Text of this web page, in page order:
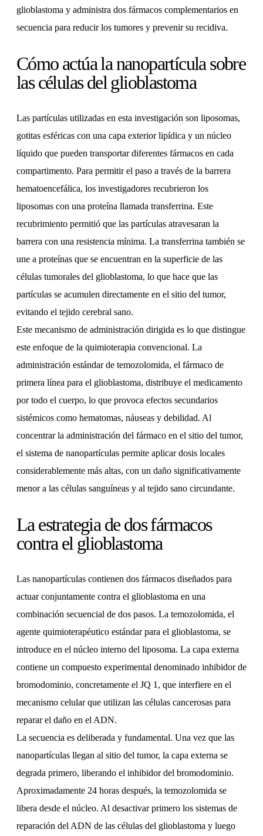
glioblastoma y administra dos fármacos complementarios en
secuencia para reducir los tumores y prevenir su recidiva.
Cómo actúa la nanopartícula sobre
las células del glioblastoma
Las partículas utilizadas en esta investigación son liposomas,
gotitas esféricas con una capa exterior lipídica y un núcleo
líquido que pueden transportar diferentes fármacos en cada
compartimento. Para permitir el paso a través de la barrera
hematoencefálica, los investigadores recubrieron los
liposomas con una proteína llamada transferrina. Este
recubrimiento permitió que las partículas atravesaran la
barrera con una resistencia mínima. La transferrina también se
une a proteínas que se encuentran en la superficie de las
células tumorales del glioblastoma, lo que hace que las
partículas se acumulen directamente en el sitio del tumor,
evitando el tejido cerebral sano.
Este mecanismo de administración dirigida es lo que distingue
este enfoque de la quimioterapia convencional. La
administración estándar de temozolomida, el fármaco de
primera línea para el glioblastoma, distribuye el medicamento
por todo el cuerpo, lo que provoca efectos secundarios
sistémicos como hematomas, náuseas y debilidad. Al
concentrar la administración del fármaco en el sitio del tumor,
el sistema de nanopartículas permite aplicar dosis locales
considerablemente más altas, con un daño significativamente
menor a las células sanguíneas y al tejido sano circundante.
La estrategia de dos fármacos
contra el glioblastoma
Las nanopartículas contienen dos fármacos diseñados para
actuar conjuntamente contra el glioblastoma en una
combinación secuencial de dos pasos. La temozolomida, el
agente quimioterapéutico estándar para el glioblastoma, se
introduce en el núcleo interno del liposoma. La capa externa
contiene un compuesto experimental denominado inhibidor de
bromodominio, concretamente el JQ 1, que interfiere en el
mecanismo celular que utilizan las células cancerosas para
reparar el daño en el ADN.
La secuencia es deliberada y fundamental. Una vez que las
nanopartículas llegan al sitio del tumor, la capa externa se
degrada primero, liberando el inhibidor del bromodominio.
Aproximadamente 24 horas después, la temozolomida se
libera desde el núcleo. Al desactivar primero los sistemas de
reparación del ADN de las células del glioblastoma y luego